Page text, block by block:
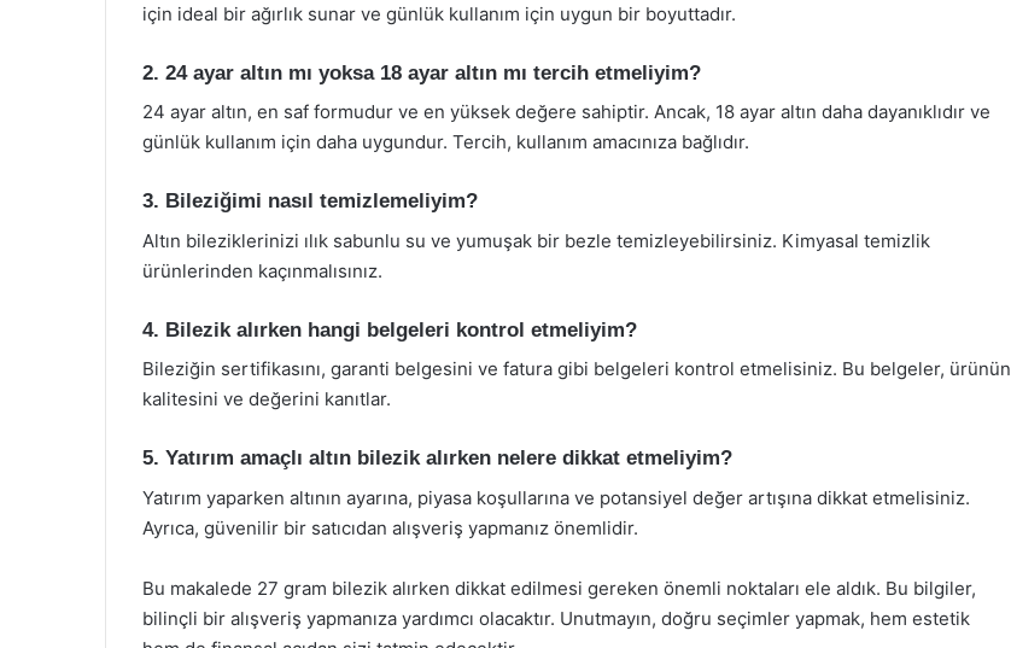
için ideal bir ağırlık sunar ve günlük kullanım için uygun bir boyuttadır.
2. 24 ayar altın mı yoksa 18 ayar altın mı tercih etmeliyim?
24 ayar altın, en saf formudur ve en yüksek değere sahiptir. Ancak, 18 ayar altın daha dayanıklıdır ve
günlük kullanım için daha uygundur. Tercih, kullanım amacınıza bağlıdır.
3. Bileziğimi nasıl temizlemeliyim?
Altın bileziklerinizi ılık sabunlu su ve yumuşak bir bezle temizleyebilirsiniz. Kimyasal temizlik
ürünlerinden kaçınmalısınız.
4. Bilezik alırken hangi belgeleri kontrol etmeliyim?
Bileziğin sertifikasını, garanti belgesini ve fatura gibi belgeleri kontrol etmelisiniz. Bu belgeler, ürünün
kalitesini ve değerini kanıtlar.
5. Yatırım amaçlı altın bilezik alırken nelere dikkat etmeliyim?
Yatırım yaparken altının ayarına, piyasa koşullarına ve potansiyel değer artışına dikkat etmelisiniz.
Ayrıca, güvenilir bir satıcıdan alışveriş yapmanız önemlidir.
Bu makalede 27 gram bilezik alırken dikkat edilmesi gereken önemli noktaları ele aldık. Bu bilgiler,
bilinçli bir alışveriş yapmanıza yardımcı olacaktır. Unutmayın, doğru seçimler yapmak, hem estetik